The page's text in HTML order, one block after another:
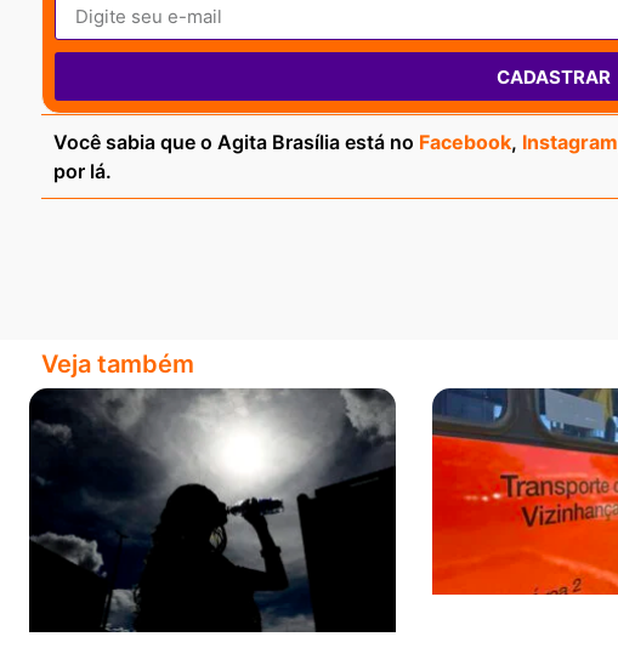
CADASTRAR
Você sabia que o Agita Brasília está no Facebook, Instagram
por lá.
Veja também